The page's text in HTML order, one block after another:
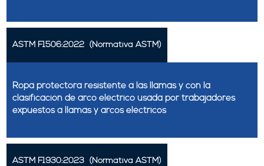
ASTM F1506:2022 (Normativa ASTM)
Ropa protectora resistente a las llamas y con la
clasificación de arco eléctrico usada por trabajadores
expuestos a llamas y arcos eléctricos
ASTM F1930:2023 (Normativa ASTM)